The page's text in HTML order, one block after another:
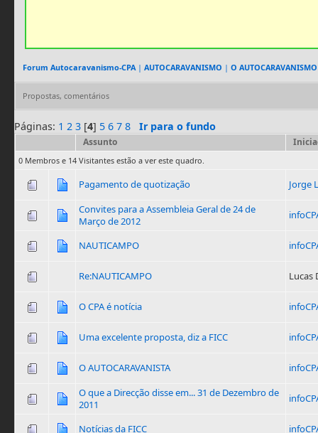
Forum Autocaravanismo-CPA| AUTOCARAVANISMO | O AUTOCARAVANISMO
Propostas, comentários
Páginas: 1 2 3 [4] 5 6 7 8 Ir para o fundo
Assunto
0 Membros e 14 Visitantes estão a ver este quadro.
Pagamento de quotização
Jorge
Convites para a Assembleia Geral de 24 de
Março de 2012
NAUTICAMPO
Re:NAUTICAMPO Lucas
O CPA é notícia
Uma excelente proposta, diz a FICC
O AUTOCARAVANISTA
O que a Direcção disse em... 31 de Dezembro de
2011
Notícias da FICC